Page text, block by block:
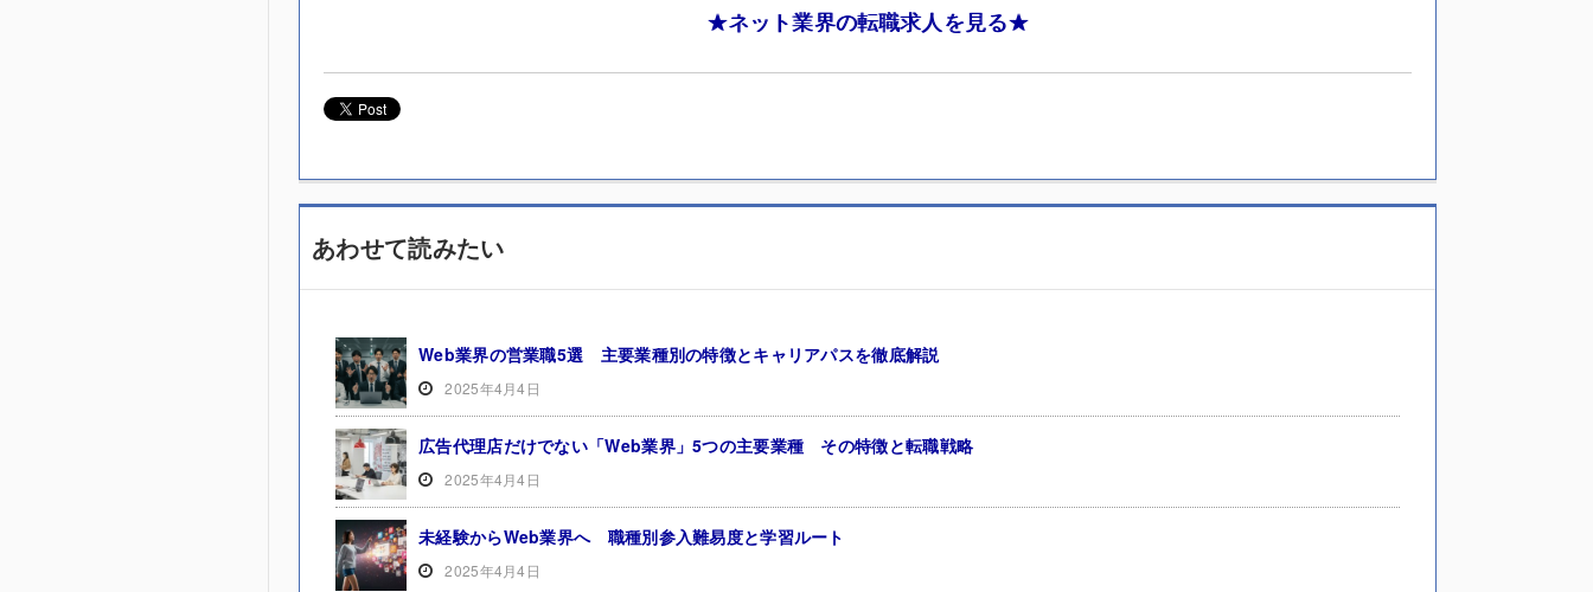
★ネット業界の転職求人を見る★
あわせて読みたい
Web業界の営業職5選 主要業種別の特徴とキャリアパスを徹底解説
2025年4月4日
広告代理店だけでない「Web業界」5つの主要業種 その特徴と転職戦略
2025年4月4日
未経験からWeb業界へ 職種別参入難易度と学習ルート
2025年4月4日